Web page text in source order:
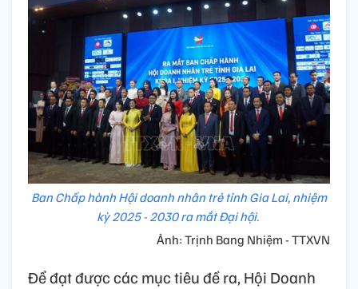
Ban Chấp hành Hội doanh nhân trẻ tỉnh Gia Lai, nhiệm
kỳ 2025 - 2030 ra mắt Đại hội.
Ảnh: Trịnh Bang Nhiệm - TTXVN
Để đạt được các mục tiêu đề ra, Hội Doanh